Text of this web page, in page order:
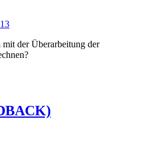
der Überarbeitung der